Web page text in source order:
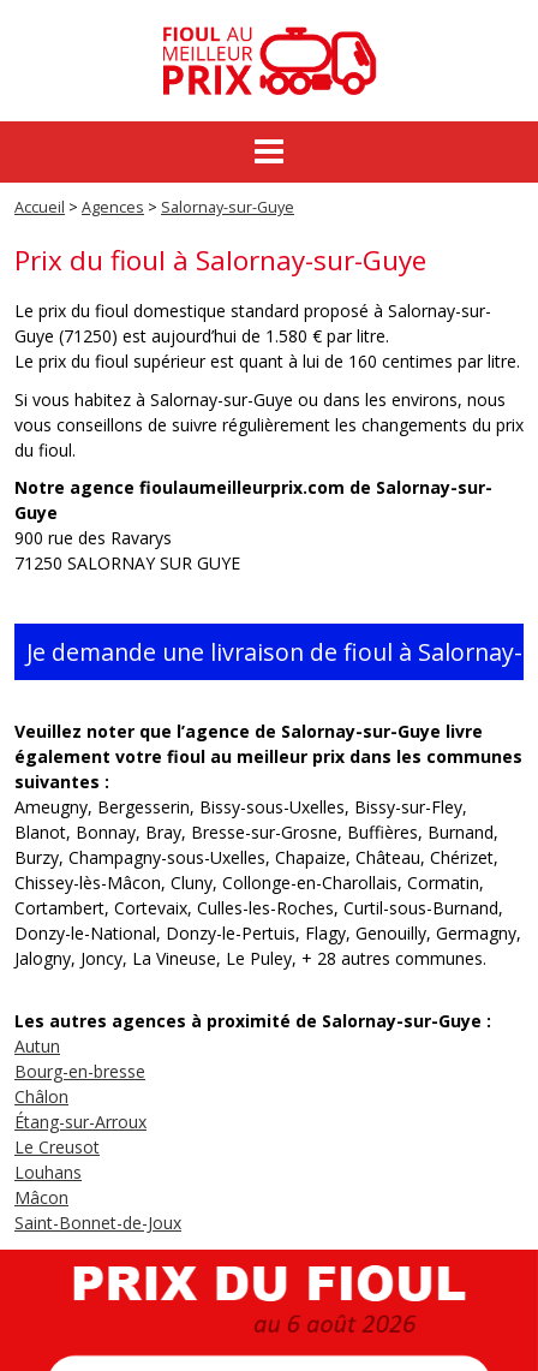
Fioul au meilleur prix
Accueil > Agences > Salornay-sur-Guye
Prix du fioul à Salornay-sur-Guye
Le prix du fioul domestique standard proposé à Salornay-sur-
Guye (71250) est aujourd’hui de 1.580 € par litre.
Le prix du fioul supérieur est quant à lui de 160 centimes par litre.
Si vous habitez à Salornay-sur-Guye ou dans les environs, nous
vous conseillons de suivre régulièrement les changements du prix
du fioul.
Notre agence fioulaumeilleurprix.com de Salornay-sur-
Guye
900 rue des Ravarys
71250 SALORNAY SUR GUYE
Veuillez noter que l’agence de Salornay-sur-Guye livre
également votre fioul au meilleur prix dans les communes
suivantes :
Ameugny, Bergesserin, Bissy-sous-Uxelles, Bissy-sur-Fley,
Blanot, Bonnay, Bray, Bresse-sur-Grosne, Buffières, Burnand,
Burzy, Champagny-sous-Uxelles, Chapaize, Château, Chérizet,
Chissey-lès-Mâcon, Cluny, Collonge-en-Charollais, Cormatin,
Cortambert, Cortevaix, Culles-les-Roches, Curtil-sous-Burnand,
Donzy-le-National, Donzy-le-Pertuis, Flagy, Genouilly, Germagny,
Jalogny, Joncy, La Vineuse, Le Puley, + 28 autres communes.
Les autres agences à proximité de Salornay-sur-Guye :
Autun
Bourg-en-bresse
Châlon
Étang-sur-Arroux
Le Creusot
Louhans
Mâcon
Saint-Bonnet-de-Joux